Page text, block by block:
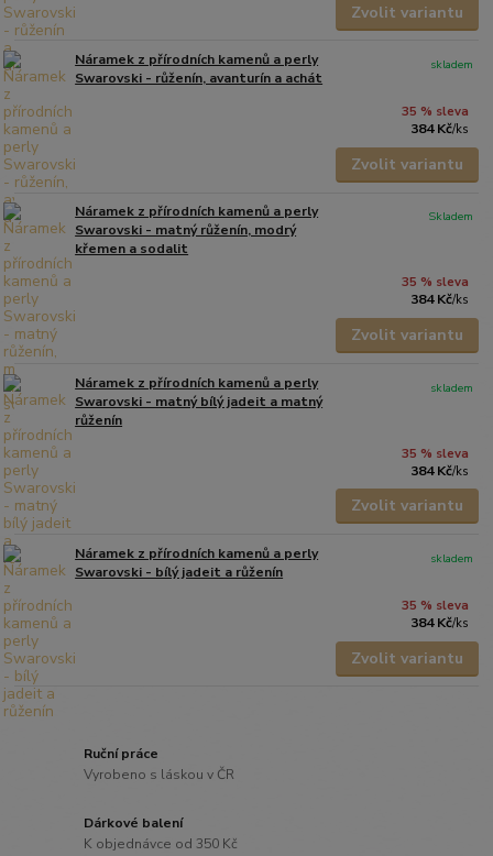
Zvolit variantu
Náramek z přírodních kamenů a perly
Swarovski - růženín, avanturín a achát
35 % sleva
384 Kč/ks
skladem
Zvolit variantu
Náramek z přírodních kamenů a perly
Swarovski - matný růženín, modrý
křemen a sodalit
35 % sleva
384 Kč/ks
Skladem
Zvolit variantu
Náramek z přírodních kamenů a perly
Swarovski - matný bílý jadeit a matný
růženín
35 % sleva
384 Kč/ks
skladem
Zvolit variantu
Náramek z přírodních kamenů a perly
Swarovski - bílý jadeit a růženín
35 % sleva
384 Kč/ks
skladem
Zvolit variantu
Ruční práce
Vyrobeno s láskou v ČR
Dárkové balení
K objednávce od 350 Kč